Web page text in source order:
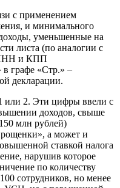
с применением
и минимального
уменьшенные на
листа (по аналогии с
ИНН и КПП
графе «Стр.» –
декларации.
или 2. Эти цифры ввели с
доходов, свыше
млн рублей)
а может и
ставкой налога
нарушив которое
по количеству
сотрудников, но менее